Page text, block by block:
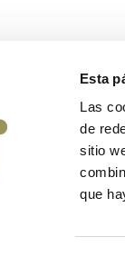
Esta
Las
de
sitio
que
Diseño y